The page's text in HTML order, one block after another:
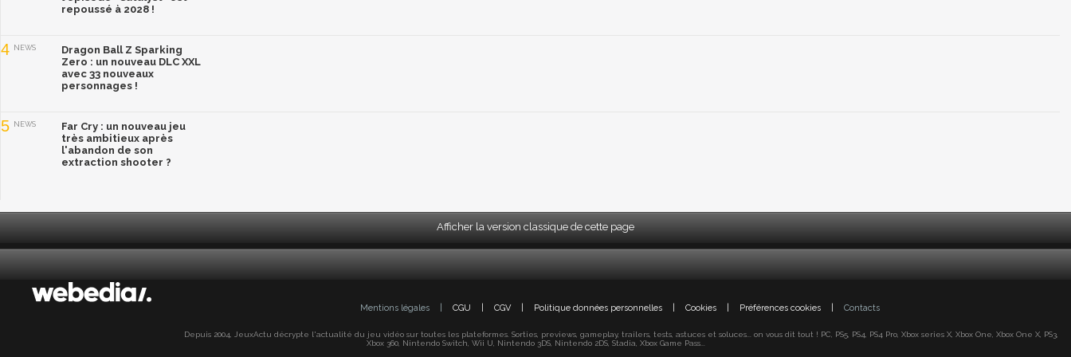
repoussé à 2028 !
4 NEWS
Dragon Ball Z Sparking
Zero : un nouveau DLC XXL
avec 33 nouveaux
personnages !
5 NEWS
Far Cry : un nouveau jeu
très ambitieux après
l'abandon de son
extraction shooter ?
Afficher la version classique de cette page
Mentions légales CGU CGV Politique données personnelles Cookies Préférences cookies Contacts
Depuis 2004, JeuxActu décrypte l'actualité du jeu vidéo sur toutes les plateformes. Sorties, previews, gameplay, trailers, tests, astuces et soluces... on vous dit tout ! PC, PS5, PS4, PS4 Pro, Xbox series X, Xbox One, Xbox One X, PS3,
Xbox 360, Nintendo Switch, Wii U, Nintendo 3DS, Nintendo 2DS, Stadia, Xbox Game Pass...